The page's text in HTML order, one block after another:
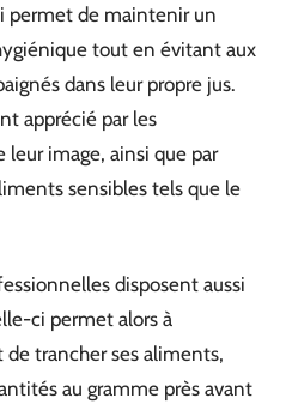
permet de maintenir un
tout en évitant aux
dans leur propre jus.
apprécié par les
leur image, ainsi que par
sensibles tels que le
disposent aussi
ci permet alors à
trancher ses aliments,
au gramme près avant